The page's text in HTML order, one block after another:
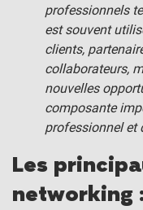
professionnels
est souvent
clients,
collaborateurs,
nouvelles
composante
professionnel et
Les
networking :